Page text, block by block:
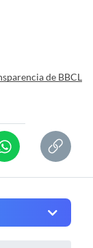
de BBCL